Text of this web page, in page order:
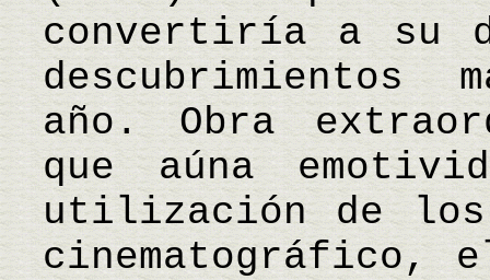
convertiría a su
descubrimientos
año. Obra
que aúna
utilización de los
cinematográfico,